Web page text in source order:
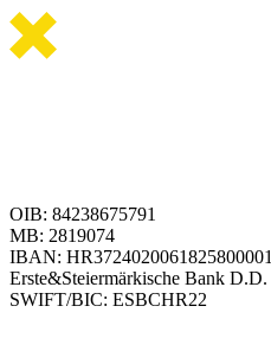
OIB: 84238675791
MB: 2819074
IBAN: HR3724020061825800001
Erste&Steiermärkische Bank D.D.
SWIFT/BIC: ESBCHR22